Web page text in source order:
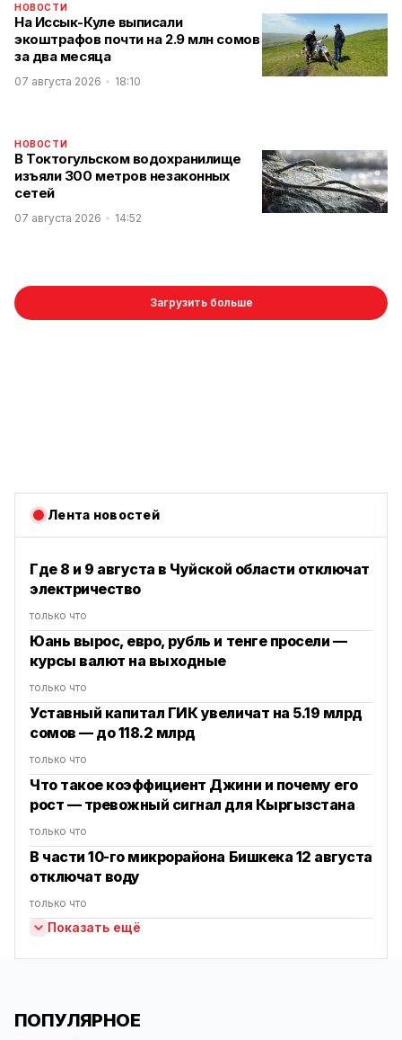
НОВОСТИ
На Иссык-Куле выписали
экоштрафов почти на 2.9 млн сомов
за два месяца
07 августа 2026 18:10
НОВОСТИ
В Токтогульском водохранилище
изъяли 300 метров незаконных
сетей
07 августа 2026 14:52
Загрузить больше
Лента новостей
Где 8 и 9 августа в Чуйской области отключат
электричество
только что
Юань вырос, евро, рубль и тенге просели —
курсы валют на выходные
только что
Уставный капитал ГИК увеличат на 5.19 млрд
сомов — до 118.2 млрд
только что
Что такое коэффициент Джини и почему его
рост — тревожный сигнал для Кыргызстана
только что
В части 10-го микрорайона Бишкека 12 августа
отключат воду
только что
Показать ещё
ПОПУЛЯРНОЕ